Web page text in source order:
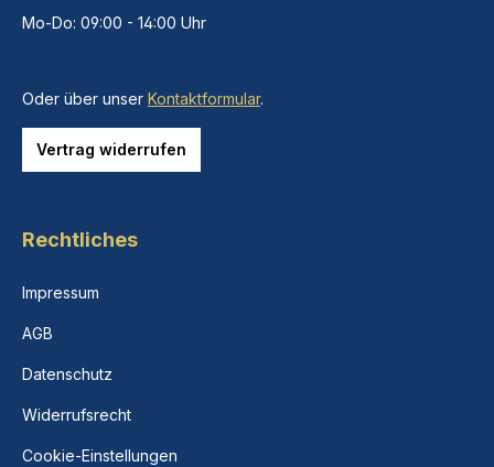
Mo-Do: 09:00 - 14:00 Uhr
Oder über unser Kontaktformular.
Vertrag widerrufen
Rechtliches
Impressum
AGB
Datenschutz
Widerrufsrecht
Cookie-Einstellungen